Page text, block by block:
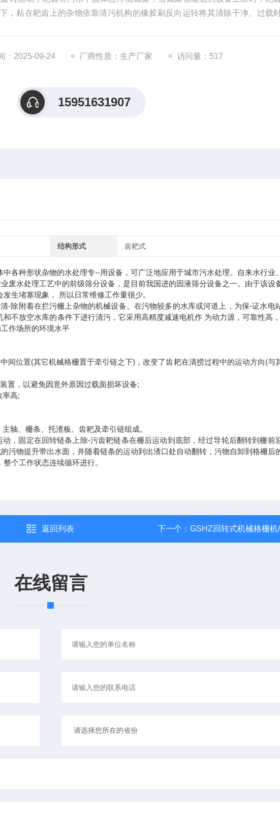
，粘在耙齿上的杂物依靠清污机构的橡胶刷反向运转将其清除干净。过载
：2025-09-24 厂商性质：生产厂家 访问量：517
15951631907
结构形式 齿耙式
各种形状杂物的水处理专--用设备，可广泛地应用于城市污水处理。自来水行业
废水处理工艺中的前级筛分设备，是目前我国进的固液筛分设备之一。由于该设
生堵塞现象， 所以日常维修工作量很少。
-除附着在拦污栅上杂物的机械设备。在污物较多的水库或河道上，为保-证水电
不放空水库的条件下进行清污，它采用高精度减速电机作 为动力源，可靠性高
作场所的环境水平
位置(其它机械格栅置于牵引链之下)，改变了齿耙在清捞过程中的运动方向(与
，以避免因意外原因过载面损坏设备;
高;
、栅条、托渣板、齿耙及牵引链组成。
固定在回转链条上除-污齿耙链条在栅后运动到底部，经过导轮后翻转到栅前
污物提升带出水面，并随着链条的运动到出渣口处自动翻转，污物自卸到格栅后
个工作状态连续循环进行。
返回列表 下一个： GSHZ回转式机械格栅机
在线留言